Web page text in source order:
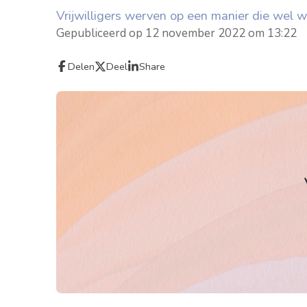
Vrijwilligers werven op een manier die wel
Gepubliceerd op 12 november 2022 om 13:22
Delen Deel Share